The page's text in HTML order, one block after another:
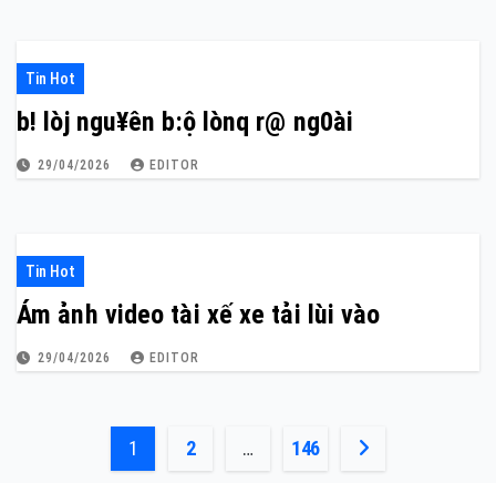
Tin Hot
b! lòj ngu¥ên b:ộ lònq r@ ng0ài
29/04/2026 EDITOR
Tin Hot
Ám ảnh video tài xế xe tải lùi vào
29/04/2026 EDITOR
Phân
1 2 … 146